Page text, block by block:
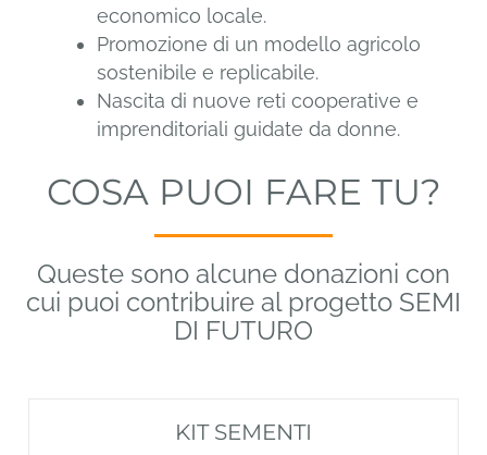
economico locale.
Promozione di un modello agricolo
sostenibile e replicabile.
Nascita di nuove reti cooperative e
imprenditoriali guidate da donne.
COSA PUOI FARE TU?
Queste sono alcune donazioni con
cui puoi contribuire al progetto SEMI
DI FUTURO
KIT SEMENTI